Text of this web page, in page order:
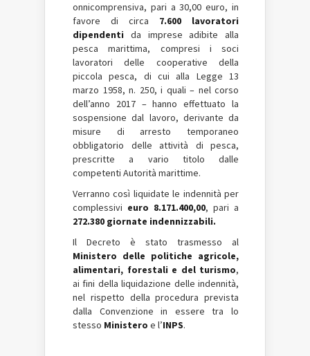
onnicomprensiva, pari a 30,00 euro, in
favore di circa 7.600 lavoratori
dipendenti da imprese adibite alla
pesca marittima, compresi i soci
lavoratori delle cooperative della
piccola pesca, di cui alla Legge 13
marzo 1958, n. 250, i quali – nel corso
dell’anno 2017 – hanno effettuato la
sospensione dal lavoro, derivante da
misure di arresto temporaneo
obbligatorio delle attività di pesca,
prescritte a vario titolo dalle
competenti Autorità marittime.
Verranno così liquidate le indennità per
complessivi euro 8.171.400,00, pari a
272.380 giornate indennizzabili.
Il Decreto è stato trasmesso al
Ministero delle politiche agricole,
alimentari, forestali e del turismo,
ai fini della liquidazione delle indennità,
nel rispetto della procedura prevista
dalla Convenzione in essere tra lo
stesso Ministero e l’INPS.